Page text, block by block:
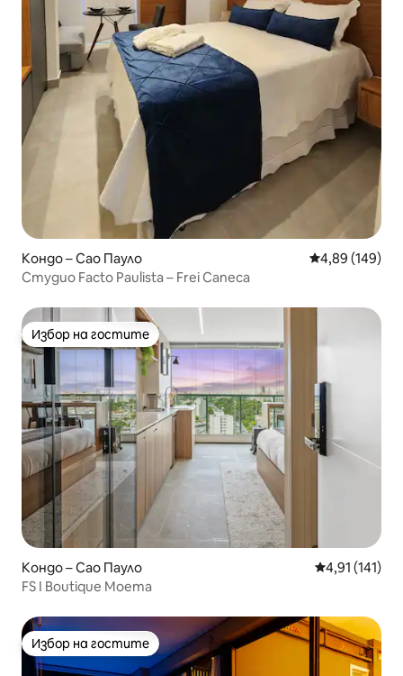
Кондо – Сао Пауло Средна
4,89 (149)
Студио Facto Paulista – Frei Caneca
Избор на гостите
Избор на гостите
Кондо – Сао Пауло Средна
4,91 (141)
FS I Boutique Moema
Избор на гостите
Избор на гостите